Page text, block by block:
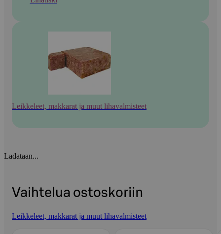
Leikkeleet, makkarat ja muut lihavalmisteet
Ladataan...
Vaihtelua ostoskoriin
Leikkeleet, makkarat ja muut lihavalmisteet